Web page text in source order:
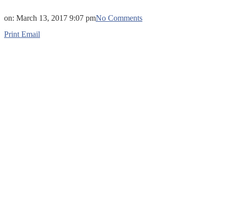
on: March 13, 2017 9:07 pmNo Comments
Print Email